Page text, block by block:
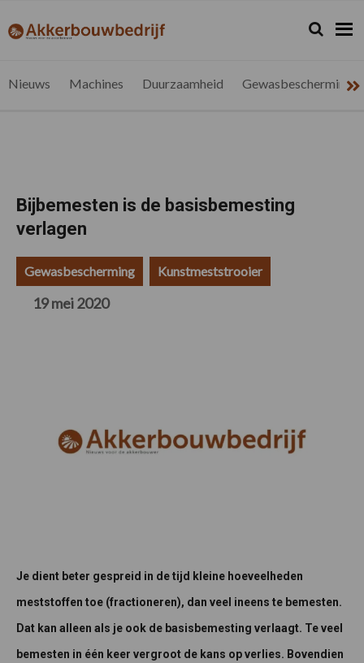
de
de
de
de
akkerbouwbedrijf.be
Nieuws
Zoeken...
Zoek
Nieuws Machines Duurzaamheid Gewasbescherming
Bijbemesten is de basisbemesting
verlagen
Gewasbescherming Kunstmeststrooier
19 mei 2020
Je dient beter gespreid in de tijd kleine hoeveelheden
meststoffen toe (fractioneren), dan veel ineens te bemesten.
Dat kan alleen als je ook de basisbemesting verlaagt. Te veel
bemesten in één keer vergroot de kans op verlies. Bovendien